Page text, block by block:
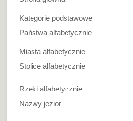
Kategorie podstawowe
Państwa alfabetycznie
Miasta alfabetycznie
Stolice alfabetycznie
Rzeki alfabetycznie
Nazwy jezior